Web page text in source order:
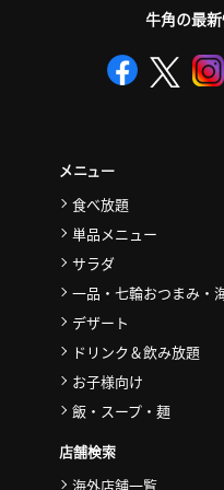
牛角の最新
メニュー
食べ放題
単品メニュー
サラダ
一品・七輪おつまみ・
デザート
ドリンク＆飲み放題
お子様向け
飯・スープ・麺
店舗検索
海外店舗一覧